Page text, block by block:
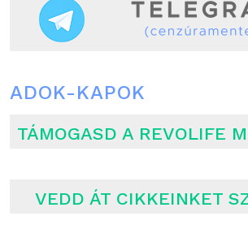
ADOK-KAPOK
TÁMOGASD A REVOLIFE
VEDD ÁT CIKKEINKET